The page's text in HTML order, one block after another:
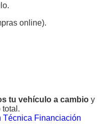
online).
tu vehículo a cambio y
total.
Técnica Financiación